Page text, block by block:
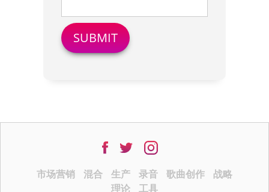
市场营销 混合 生产 录音 歌曲创作
战略
理论
工具